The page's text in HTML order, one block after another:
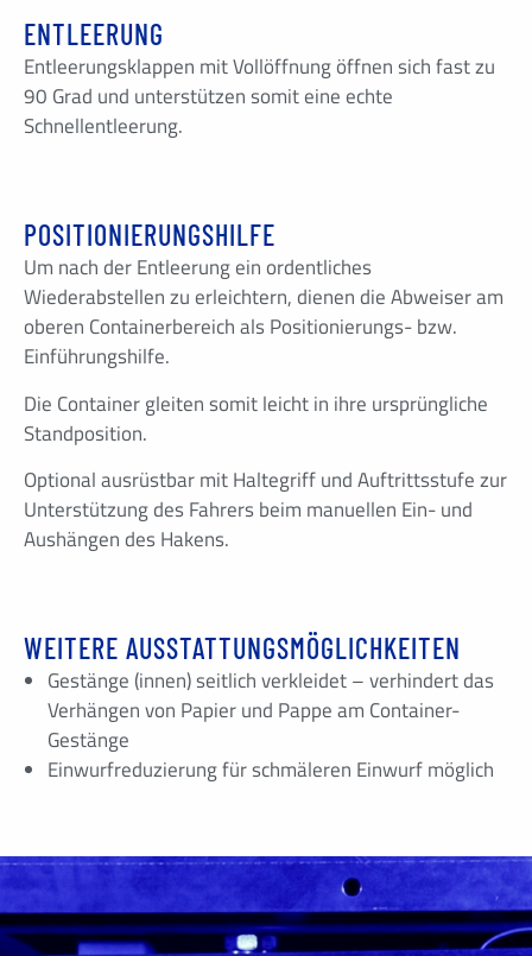
ENTLEERUNG
Entleerungsklappen mit Vollöffnung öffnen sich fast zu
90 Grad und unterstützen somit eine echte
Schnellentleerung.
POSITIONIERUNGSHILFE
Um nach der Entleerung ein ordentliches
Wiederabstellen zu erleichtern, dienen die Abweiser am
oberen Containerbereich als Positionierungs- bzw.
Einführungshilfe.
Die Container gleiten somit leicht in ihre ursprüngliche
Standposition.
Optional ausrüstbar mit Haltegriff und Auftrittsstufe zur
Unterstützung des Fahrers beim manuellen Ein- und
Aushängen des Hakens.
WEITERE AUSSTATTUNGSMÖGLICHKEITEN
Gestänge (innen) seitlich verkleidet – verhindert das
Verhängen von Papier und Pappe am Container-
Gestänge
Einwurfreduzierung für schmäleren Einwurf möglich